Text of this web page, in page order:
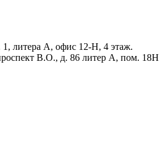
1, литера А, офис 12-Н, 4 этаж.
В.О., д. 86 литер А, пом. 18Н